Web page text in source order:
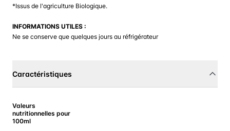
*Issus de l'agriculture Biologique.
INFORMATIONS UTILES :
Ne se conserve que quelques jours au réfrigérateur
Caractéristiques
Valeurs
nutritionnelles pour
100ml